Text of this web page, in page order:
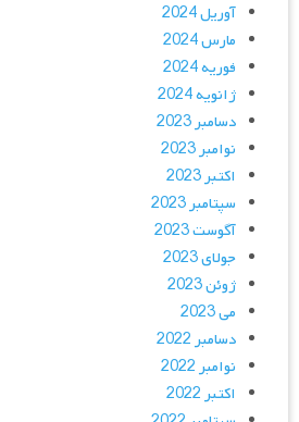
آوریل 2024
مارس 2024
فوریه 2024
ژانویه 2024
دسامبر 2023
نوامبر 2023
اکتبر 2023
سپتامبر 2023
آگوست 2023
جولای 2023
ژوئن 2023
می 2023
دسامبر 2022
نوامبر 2022
اکتبر 2022